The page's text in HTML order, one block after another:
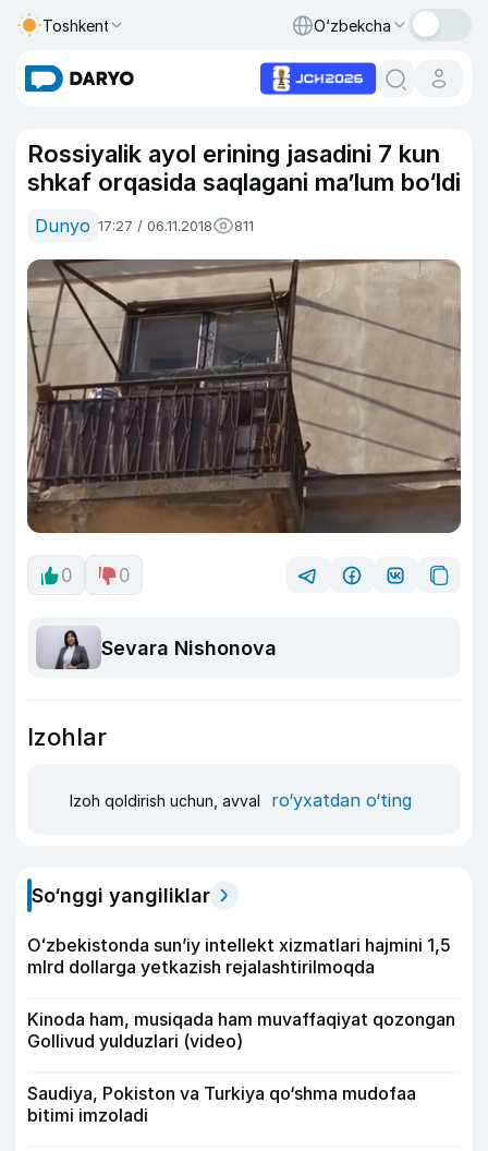
Toshkent O‘zbekcha
Rossiyalik ayol erining jasadini 7 kun
shkaf orqasida saqlagani ma’lum bo‘ldi
Dunyo 17:27 / 06.11.2018 811
0 0
Sevara Nishonova
Izohlar
Izoh qoldirish uchun, avval ro‘yxatdan o‘ting
So‘nggi yangiliklar
Oʻzbekistonda sunʼiy intellekt xizmatlari hajmini 1,5
mlrd dollarga yetkazish rejalashtirilmoqda
Kinoda ham, musiqada ham muvaffaqiyat qozongan
Gollivud yulduzlari (video)
Saudiya, Pokiston va Turkiya qo‘shma mudofaa
bitimi imzoladi